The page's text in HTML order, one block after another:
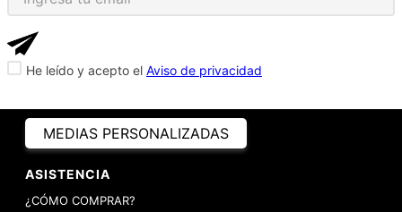
He leído y acepto el Aviso de privacidad
MEDIAS PERSONALIZADAS
ASISTENCIA
¿CÓMO COMPRAR?